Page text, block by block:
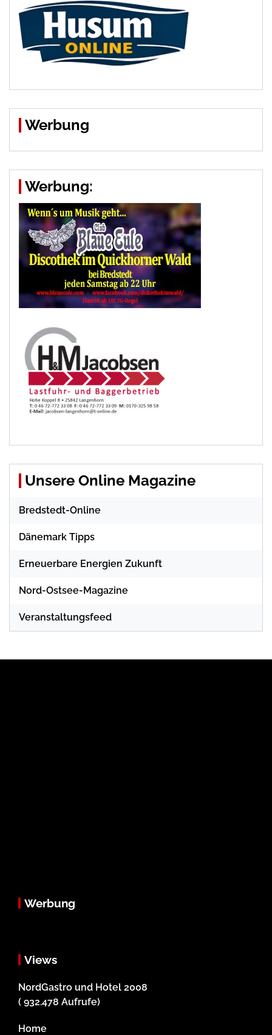
Werbung
Werbung:
Unsere Online Magazine
Bredstedt-Online
Dänemark Tipps
Erneuerbare Energien Zukunft
Nord-Ostsee-Magazine
Veranstaltungsfeed
Werbung
Views
NordGastro und Hotel 2008
( 932.478 Aufrufe)
Home